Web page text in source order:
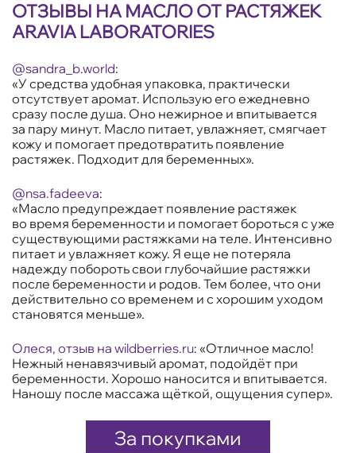
ОТЗЫВЫ НА МАСЛО ОТ РАСТЯЖЕК
ARAVIA LABORATORIES
@sandra_b.world:
«У средства удобная упаковка, практически
отсутствует аромат. Использую его ежедневно
сразу после душа. Оно нежирное и впитывается
за пару минут. Масло питает, увлажняет, смягчает
кожу и помогает предотвратить появление
растяжек. Подходит для беременных».
@nsa.fadeeva:
«Масло предупреждает появление растяжек
во время беременности и помогает бороться с уже
существующими растяжками на теле. Интенсивно
питает и увлажняет кожу. Я еще не потеряла
надежду побороть свои глубочайшие растяжки
после беременности и родов. Тем более, что они
действительно со временем и с хорошим уходом
становятся меньше».
Олеся, отзыв на wildberries.ru: «Отличное масло!
Нежный ненавязчивый аромат, подойдёт при
беременности. Хорошо наносится и впитывается.
Наношу после массажа щёткой, ощущения супер».
За покупками